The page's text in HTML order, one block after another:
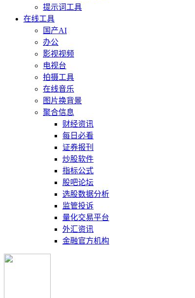
提示词工具
在线工具
国产AI
办公
影视视频
电视台
拍摄工具
在线音乐
图片换背景
聚合信息
财经资讯
每日必看
证券报刊
炒股软件
指标公式
股吧论坛
选股数据分析
监管投诉
量化交易平台
外汇资讯
金融官方机构